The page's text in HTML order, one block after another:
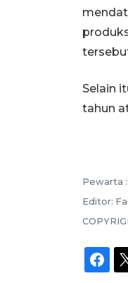
‎‎Selain
tahun
Pewarta :
Editor: